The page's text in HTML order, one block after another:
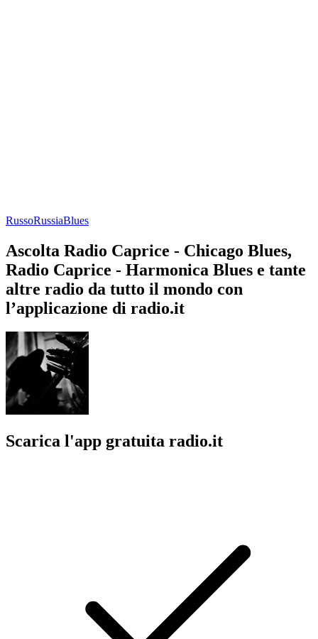
RussoRussiaBlues
Ascolta Radio Caprice - Chicago Blues,
Radio Caprice - Harmonica Blues e tante
altre radio da tutto il mondo con
l’applicazione di radio.it
Scarica l'app gratuita radio.it